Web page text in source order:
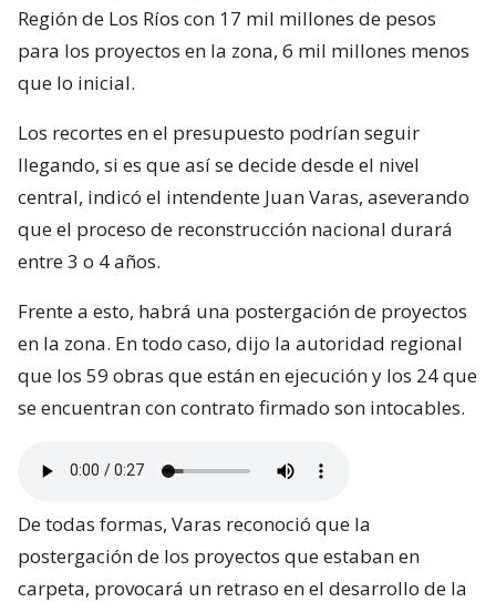
Región de Los Ríos con 17 mil millones de pesos
para los proyectos en la zona, 6 mil millones menos
que lo inicial.
Los recortes en el presupuesto podrían seguir
llegando, si es que así se decide desde el nivel
central, indicó el intendente Juan Varas, aseverando
que el proceso de reconstrucción nacional durará
entre 3 o 4 años.
Frente a esto, habrá una postergación de proyectos
en la zona. En todo caso, dijo la autoridad regional
que los 59 obras que están en ejecución y los 24 que
se encuentran con contrato firmado son intocables.
De todas formas, Varas reconoció que la
postergación de los proyectos que estaban en
carpeta, provocará un retraso en el desarrollo de la